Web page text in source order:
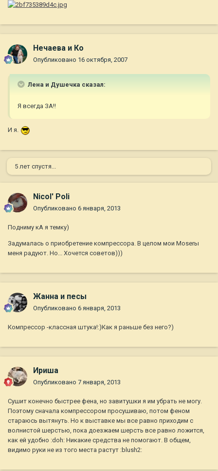
Нечаева и Ко
Опубликовано 16 октября, 2007
Лена и Душечка сказал:
Я всегда ЗА!!
И я.
5 лет спустя...
Nicol' Poli
Опубликовано 6 января, 2013
Подниму кА я темку)
Задумалась о приобретение компрессора. В целом мои Moserы
меня радуют. Но... Хочется советов)))
Жанна и песы
Опубликовано 6 января, 2013
Компрессор -классная штука!:)Как я раньше без него?)
Ириша
Опубликовано 7 января, 2013
Сушит конечно быстрее фена, но завитушки я им убрать не могу.
Поэтому сначала компрессором просушиваю, потом феном
стараюсь вытянуть. Но к выставке мы все равно приходим с
волнистой шерстью, пока доезжаем шерсть все равно ложится,
как ей удобно :doh: Никакие средства не помогают. В общем,
видимо руки не из того места растут :blush2: